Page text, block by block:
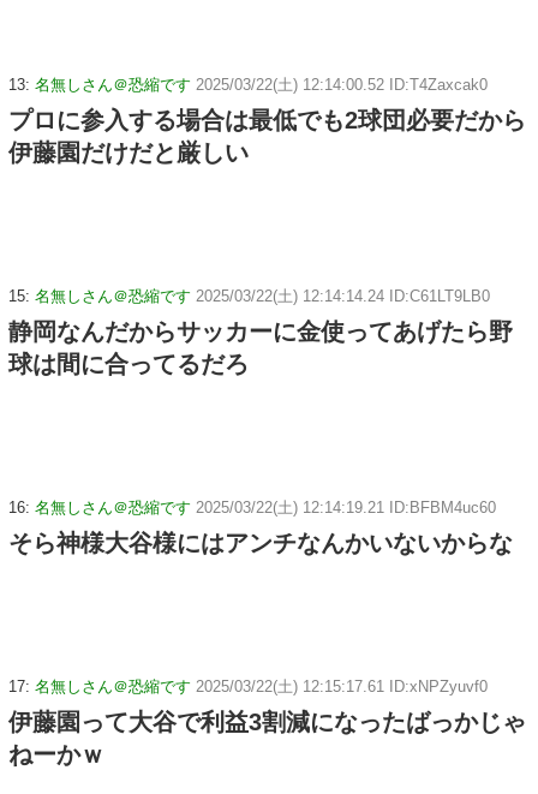
13: 名無しさん＠恐縮です 2025/03/22(土) 12:14:00.52 ID:T4Zaxcak0
プロに参入する場合は最低でも2球団必要だから
伊藤園だけだと厳しい
15: 名無しさん＠恐縮です 2025/03/22(土) 12:14:14.24 ID:C61LT9LB0
静岡なんだからサッカーに金使ってあげたら野
球は間に合ってるだろ
16: 名無しさん＠恐縮です 2025/03/22(土) 12:14:19.21 ID:BFBM4uc60
そら神様大谷様にはアンチなんかいないからな
17: 名無しさん＠恐縮です 2025/03/22(土) 12:15:17.61 ID:xNPZyuvf0
伊藤園って大谷で利益3割減になったばっかじゃ
ねーかｗ